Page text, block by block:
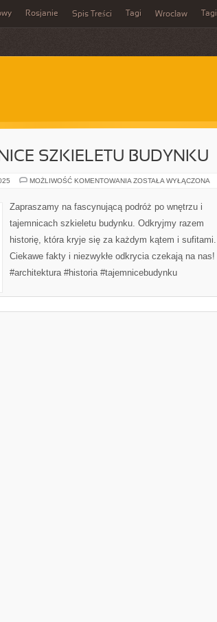
Rosjanie Spis Treści Tagi Wrocław Tagi
SZKIELETU BUDYNKU
MOŻLIWOŚĆ KOMENTOWANIA WNĘTRZE
SZKIELETU
BUDYNKU
ZOSTAŁA WYŁĄCZONA
Zapraszamy na fascynującą podróż po wnętrzu i
tajemnicach szkieletu budynku. Odkryjmy razem
historię, która kryje się za każdym kątem i sufitami.
Ciekawe fakty i niezwykłe odkrycia czekają na nas!
#architektura #historia #tajemnicebudynku